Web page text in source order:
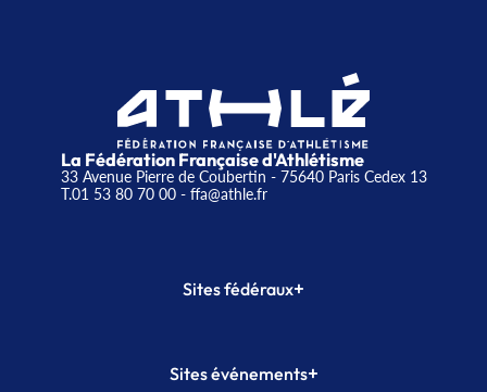
La Fédération Française d'Athlétisme
33 Avenue Pierre de Coubertin - 75640 Paris Cedex 13
T.01 53 80 70 00- ffa@athle.fr
Sites fédéraux+
Plateforme Formation
Sites événements+